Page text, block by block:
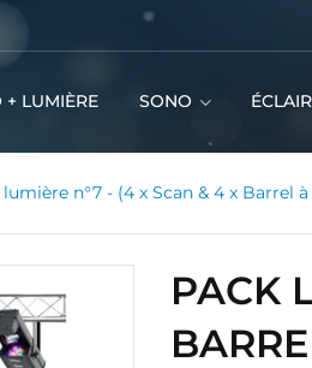
+ LUMIÈRE SONO
n°7 - (4 x Scan & 4 x Barrel
PACK